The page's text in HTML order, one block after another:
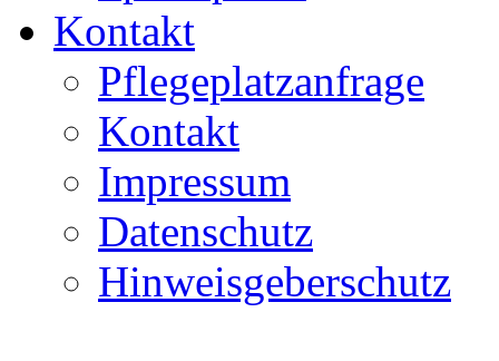
Kontakt
Pflegeplatzanfrage
Kontakt
Impressum
Datenschutz
Hinweisgeberschutz